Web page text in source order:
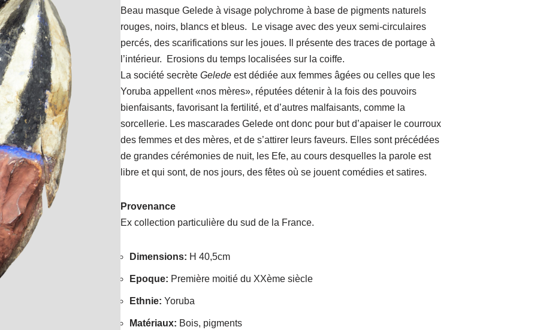
Beau masque Gelede à visage polychrome à base de pigments naturels
rouges, noirs, blancs et bleus. Le visage avec des yeux semi-circulaires
percés, des scarifications sur les joues. Il présente des traces de portage à
l’intérieur. Erosions du temps localisées sur la coiffe.
La société secrèteGelede est dédiée aux femmes âgées ou celles que les
Yoruba appellent «nos mères», réputées détenir à la fois des pouvoirs
bienfaisants, favorisant la fertilité, et d’autres malfaisants, comme la
sorcellerie. Les mascarades Gelede ont donc pour but d’apaiser le courroux
des femmes et des mères, et de s’attirer leurs faveurs. Elles sont précédées
de grandes cérémonies de nuit, les Efe, au cours desquelles la parole est
libre et qui sont, de nos jours, des fêtes où se jouent comédies et satires.
Provenance
Ex collection particulière du sud de la France.
Dimensions: H 40,5cm
Epoque: Première moitié du XXème siècle
Ethnie:Yoruba
Matériaux: Bois, pigments